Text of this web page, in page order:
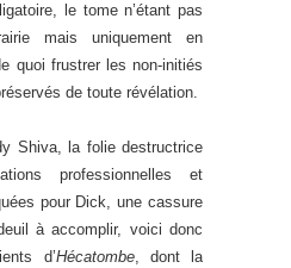
le tome n’étant pas
mais uniquement en
quoi frustrer les non-initiés
de toute révélation.
Shiva, la folie destructrice
professionnelles et
pour Dick, une cassure
à accomplir, voici donc
d’Hécatombe, dont la